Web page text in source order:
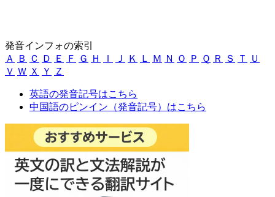
発音インフォの索引
Ａ
Ｂ Ｃ Ｄ Ｅ Ｆ Ｇ Ｈ Ｉ Ｊ Ｋ Ｌ Ｍ Ｎ Ｏ Ｐ Ｑ Ｒ Ｓ Ｔ
Ｕ
Ｖ Ｗ Ｘ Ｙ Ｚ
英語の発音記号はこちら
中国語のピンイン（発音記号）はこちら